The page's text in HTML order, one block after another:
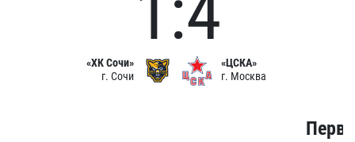
«ХК Сочи»
г. Сочи
«ЦСКА»
г. Москва